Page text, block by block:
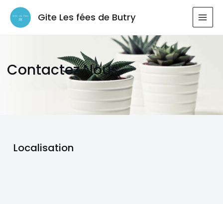
contenu
Gite Les fées de Butry
Contactez Nous
Localisation